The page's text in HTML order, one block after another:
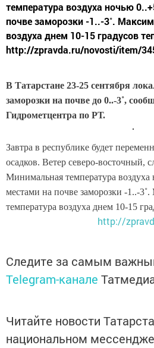
температура воздуха ночью
почве заморозки -1..-3˚.
воздуха днем 10-15 градусов
http://zpravda.ru/novosti/item/
В Татарстане 23-25 сентября
заморозки на почве до 0..-3˚,
Гидрометцентра по РТ.
Завтра в республике будет
осадков. Ветер северо-восточный,
Минимальная температура воздуха
местами на почве заморозки -1..-
температура воздуха днем 10-15
http://
Следите за самым
Telegram-канале
Читайте новости
национальном